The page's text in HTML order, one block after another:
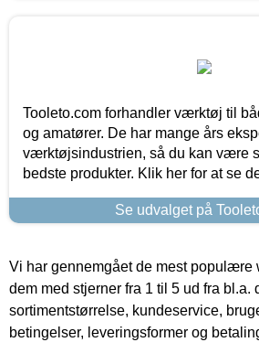
Tooleto.com forhandler værktøj til
og amatører. De har mange års
værktøjsindustrien, så du kan være
bedste produkter. Klik her for at se
Se udvalget på
Vi har gennemgået de mest populære
dem med stjerner fra 1 til 5 ud fra bl.a.
sortimentstørrelse, kundeservice,
betingelser, leveringsformer og